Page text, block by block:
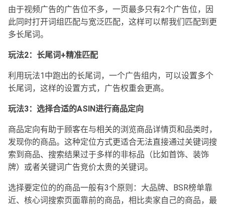
由于视频广告的广告位不多，一页最多只有2个广告位，因
此同时打开词组匹配与宽泛匹配，这样可以帮我们匹配到更
多长尾词。
玩法2：长尾词+精准匹配
利用玩法1中跑出的长尾词，一个广告组内，可以设置多个
长尾词，这样的设置方式，广告权重会更高。
玩法3：选择合适的ASIN进行商品定向
商品定向有助于顾客在与相关的浏览商品详情页和品类时，
发现你的商品。这种定位方式更适合无法直接通过关键词搜
索到商品、搜索结果过于多样的非标品（比如首饰、装饰
牌）或者关键词广告竞价太贵的关键词。
选择要定位的的商品一般有3个原则：大品牌、BSR榜单靠
近、核心词搜索页面靠前的商品，相比卖家自己的商品，最